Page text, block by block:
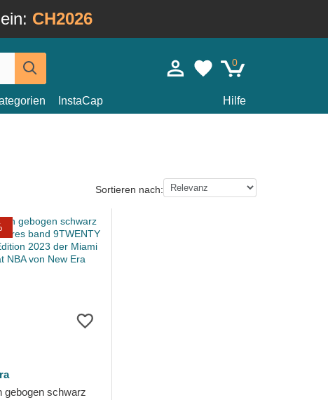
CH2026
0
InstaCap Hilfe
Sortieren nach:
gebogen schwarz